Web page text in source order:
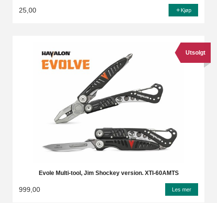
25,00 Kjøp
Evole Multi-tool, Jim Shockey version. XTI-60AMTS
Utsolgt
999,00 Les mer